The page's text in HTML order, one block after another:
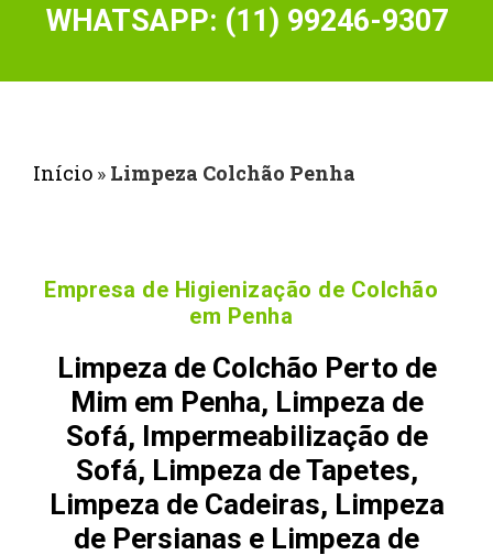
WHATSAPP: (11) 99246-9307
Início » Limpeza Colchão Penha
Empresa de Higienização de Colchão
em Penha
Limpeza de Colchão Perto de
Mim em Penha, Limpeza de
Sofá, Impermeabilização de
Sofá, Limpeza de Tapetes,
Limpeza de Cadeiras, Limpeza
de Persianas e Limpeza de